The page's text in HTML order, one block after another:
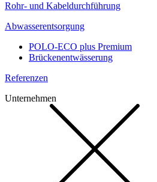
Rohr- und Kabeldurchführung
Abwasserentsorgung
POLO-ECO plus Premium
Brückenentwässerung
Referenzen
Unternehmen